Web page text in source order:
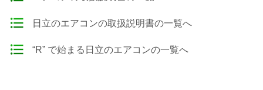
日立のエアコンの取扱説明書の一覧へ
“R” で始まる日立のエアコンの一覧へ